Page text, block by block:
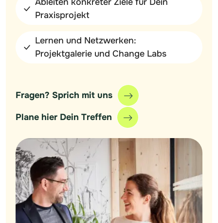
Praxisprojekt
Lernen und Netzwerken:
Projektgalerie und Change Labs
Fragen? Sprich mit uns
Plane hier Dein Treffen